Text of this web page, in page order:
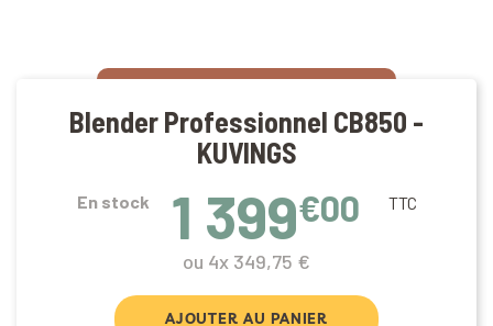
Blender Professionnel CB850 -
KUVINGS
En stock 1 399€00 TTC
ou 4x 349,75 €
AJOUTER AU PANIER